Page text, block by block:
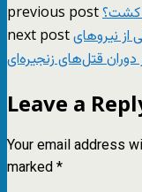
previous postکشت؟
next postنیروهای
دوران قتل‌های زنجیره‌ای
Leave a
Your email address
marked*